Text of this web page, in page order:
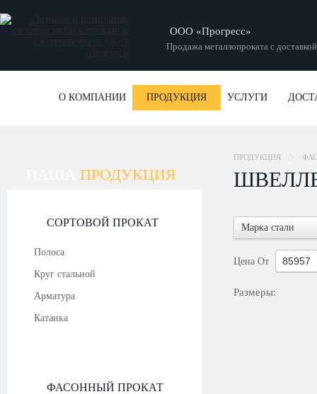
ООО «Прогресс»
Продажа металлопроката с доставкой
О КОМПАНИИ ПРОДУКЦИЯ УСЛУГИ
ПРОДУКЦИЯ
СОРТОВОЙ ПРОКАТ
Полоса
Круг стальной
Арматура
Катанка
ФАСОННЫЙ ПРОКАТ
ПРОДУКЦИЯ >
Марка стали
Цена От
Размеры: